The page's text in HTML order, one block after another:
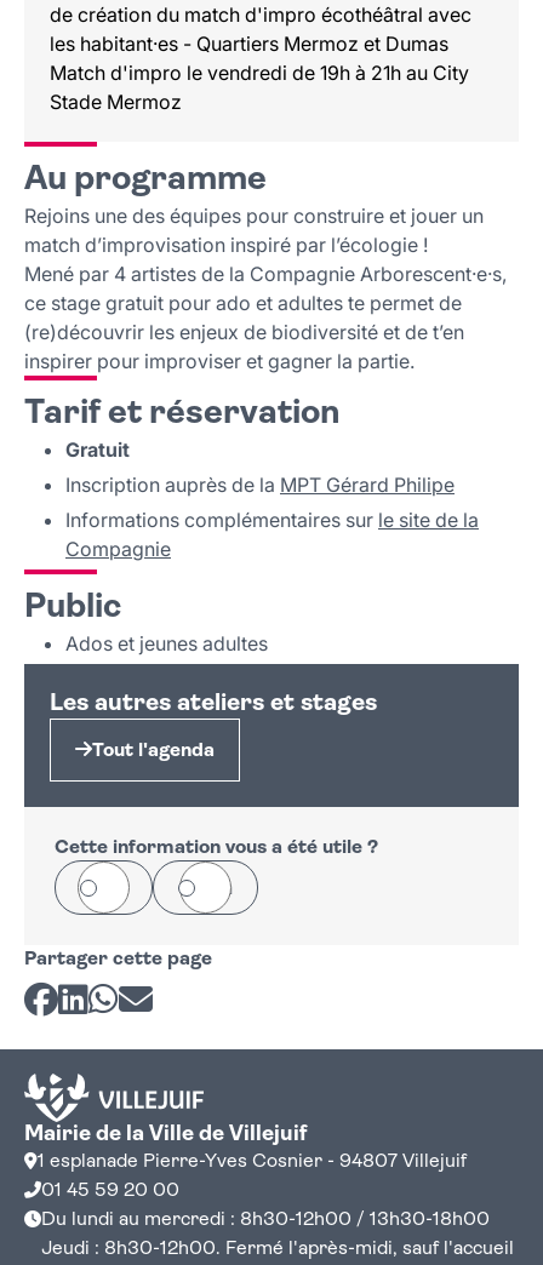
de création du match d'impro écothéâtral avec
les habitant·es - Quartiers Mermoz et Dumas
Match d'impro le vendredi de 19h à 21h au City
Stade Mermoz
Au programme
Rejoins une des équipes pour construire et jouer un
match d’improvisation inspiré par l’écologie !
Mené par 4 artistes de la Compagnie Arborescent·e·s,
ce stage gratuit pour ado et adultes te permet de
(re)découvrir les enjeux de biodiversité et de t’en
inspirer pour improviser et gagner la partie.
Tarif et réservation
Gratuit
Inscription auprès de la MPT Gérard Philipe
Informations complémentaires sur le site de la
Compagnie
Public
Ados et jeunes adultes
Les autres ateliers et stages
Tout l'agenda
Cette information vous a été utile ?
Oui Non
Partager cette page
Partager sur Facebook
Partager sur LinkedIn
Partager sur Whatsapp
Partager par courriel
Mairie de la Ville de Villejuif
1 esplanade Pierre-Yves Cosnier - 94807 Villejuif
01 45 59 20 00
Du lundi au mercredi : 8h30-12h00 / 13h30-18h00
Jeudi : 8h30-12h00. Fermé l'après-midi, sauf l'accueil